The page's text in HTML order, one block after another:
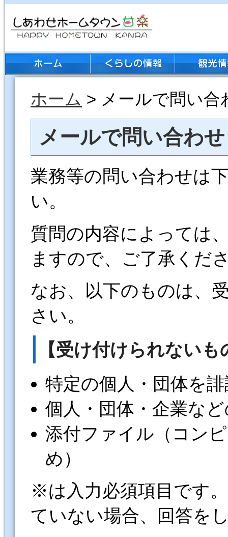
ホーム > メールで問い合
メールで問い合わせ
業務等の問い合わせは
い。
質問の内容によっては
ますので、ご了承くだ
なお、以下のものは、
さい。
【受け付けられないも
特定の個人・団体を
個人・団体・企業な
添付ファイル（コン
め）
※は入力必須項目です
ていない場合、回答を